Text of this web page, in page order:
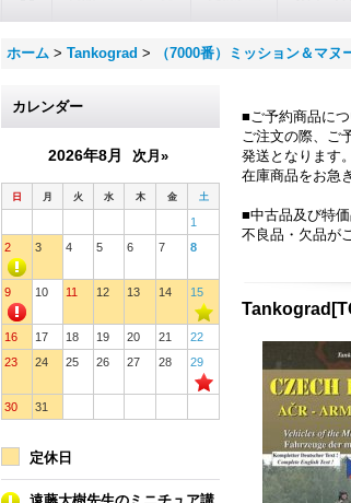
ホーム > Tankograd > （7000番）ミッション＆マ
カレンダー
2026年8月 次月»
日 月 火 水 木 金 土
1
2
3 4 5 6 7 8
9 10 11 12 13 14 15
16 17 18 19 20 21
22
23
24 25 26 27 28 29
30 31
定休日
■ご予約商品に
ご注文の際、ご
発送となります。
在庫商品をお急
■中古品及び特
不良品・欠品が